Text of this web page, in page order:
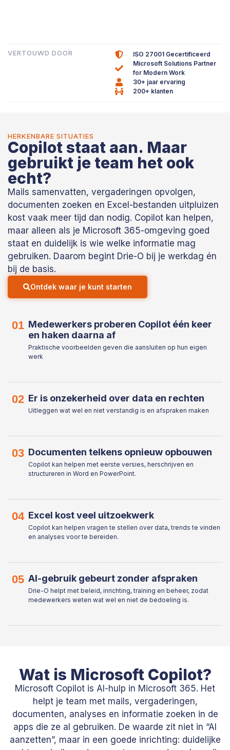
VERTOUWD DOOR
ISO 27001 Gecertificeerd
Microsoft Solutions Partner
for Modern Work
30+ jaar ervaring
200+ klanten
HERKENBARE SITUATIES
Copilot staat aan. Maar
gebruikt je team het ook
echt?
Mails samenvatten, vergaderingen opvolgen,
documenten zoeken en Excel-bestanden uitpluizen
kost vaak meer tijd dan nodig. Copilot kan helpen,
maar alleen als je Microsoft 365-omgeving goed
staat en duidelijk is wie welke informatie mag
gebruiken. Daarom begint Drie-O bij je werkdag én
bij de basis.
Ontdek waar je kunt starten
01 Medewerkers proberen Copilot één keer
en haken daarna af
Praktische voorbeelden geven die aansluiten op hun eigen
werk
02 Er is onzekerheid over data en rechten
Uitleggen wat wel en niet verstandig is en afspraken maken
03 Documenten telkens opnieuw opbouwen
Copilot kan helpen met eerste versies, herschrijven en
structureren in Word en PowerPoint.
04 Excel kost veel uitzoekwerk
Copilot kan helpen vragen te stellen over data, trends te vinden
en analyses voor te bereiden.
05 AI-gebruik gebeurt zonder afspraken
Drie-O helpt met beleid, inrichting, training en beheer, zodat
medewerkers weten wat wel en niet de bedoeling is.
Wat is Microsoft Copilot?
Microsoft Copilot is AI-hulp in Microsoft 365. Het
helpt je team met mails, vergaderingen,
documenten, analyses en informatie zoeken in de
apps die ze al gebruiken. De waarde zit niet in “AI
aanzetten”, maar in een goede inrichting: duidelijke